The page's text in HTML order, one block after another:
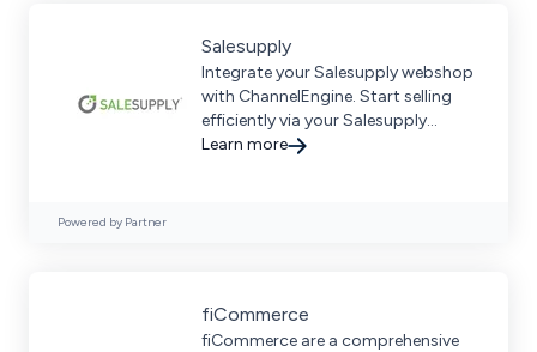
Salesupply
Integrate your Salesupply webshop
with ChannelEngine. Start selling
efficiently via your Salesupply
webshop.
Learn more
Powered by Partner
fiCommerce
fiCommerce are a comprehensive